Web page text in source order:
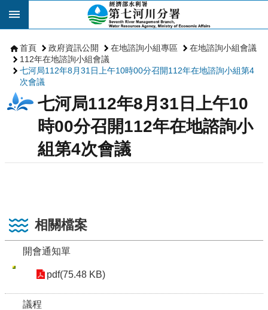
跳到主要內容區塊
首頁 政府資訊公開 在地諮詢小組專區
在地諮詢小組會議
112年在地諮詢小組會議
七河局112年8月31日上午10時00分召開112年在地諮詢小組第4
次會議
七河局112年8月31日上午10
時00分召開112年在地諮詢小
組第4次會議
相關檔案
開會通知單
pdf(75.48 KB)
議程